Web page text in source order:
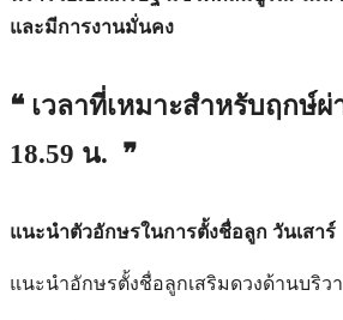
และมีการงานมั่นคง
❝ เวลาที่เหมาะสำหรับฤกษ์
18.59 น. ❞
แนะนำตัวอักษรในการตั้งชื่อลูก วันเสาร์
แนะนำอักษรตั้งชื่อลูกเสริมดวงด้านบริว